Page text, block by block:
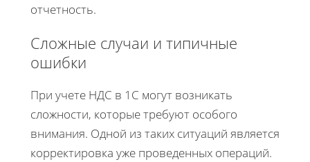
отчетность.
Сложные случаи и типичные
ошибки
При учете НДС в 1С могут возникать
сложности, которые требуют особого
внимания. Одной из таких ситуаций является
корректировка уже проведенных операций.